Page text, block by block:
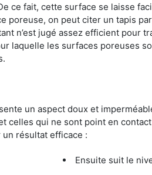
ce fait, cette surface se laisse
poreuse, on peut citer un tapis
n’est jugé assez efficient pour
laquelle les surfaces poreuses
un aspect doux et
qui ne sont point en
résultat efficace :
Ensuite suit le